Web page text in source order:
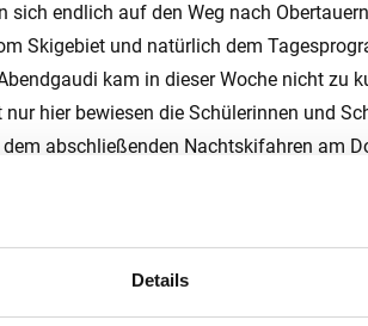
Details
endlich auf den Weg nach
Skigebiet und natürlich dem
kam in dieser Woche nicht zu
hier bewiesen die Schülerinnen und
abschließenden Nachtskifahren am
Schuljahr ist bestimmt geweckt.